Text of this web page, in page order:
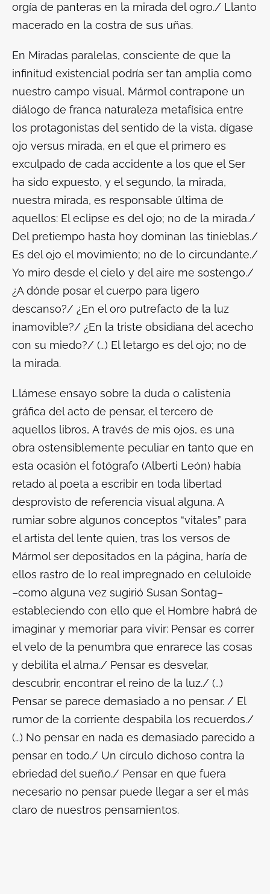
orgía de panteras en la mirada del ogro./ Llanto
macerado en la costra de sus uñas.
En Miradas paralelas, consciente de que la
infinitud existencial podría ser tan amplia como
nuestro campo visual, Mármol contrapone un
diálogo de franca naturaleza metafísica entre
los protagonistas del sentido de la vista, dígase
ojo versus mirada, en el que el primero es
exculpado de cada accidente a los que el Ser
ha sido expuesto, y el segundo, la mirada,
nuestra mirada, es responsable última de
aquellos: El eclipse es del ojo; no de la mirada./
Del pretiempo hasta hoy dominan las tinieblas./
Es del ojo el movimiento; no de lo circundante./
Yo miro desde el cielo y del aire me sostengo./
¿A dónde posar el cuerpo para ligero
descanso?/ ¿En el oro putrefacto de la luz
inamovible?/ ¿En la triste obsidiana del acecho
con su miedo?/ (…) El letargo es del ojo; no de
la mirada.
Llámese ensayo sobre la duda o calistenia
gráfica del acto de pensar, el tercero de
aquellos libros, A través de mis ojos, es una
obra ostensiblemente peculiar en tanto que en
esta ocasión el fotógrafo (Alberti León) había
retado al poeta a escribir en toda libertad
desprovisto de referencia visual alguna. A
rumiar sobre algunos conceptos “vitales” para
el artista del lente quien, tras los versos de
Mármol ser depositados en la página, haría de
ellos rastro de lo real impregnado en celuloide
–como alguna vez sugirió Susan Sontag–
estableciendo con ello que el Hombre habrá de
imaginar y memoriar para vivir: Pensar es correr
el velo de la penumbra que enrarece las cosas
y debilita el alma./ Pensar es desvelar,
descubrir, encontrar el reino de la luz./ (…)
Pensar se parece demasiado a no pensar. / El
rumor de la corriente despabila los recuerdos./
(…) No pensar en nada es demasiado parecido a
pensar en todo./ Un círculo dichoso contra la
ebriedad del sueño./ Pensar en que fuera
necesario no pensar puede llegar a ser el más
claro de nuestros pensamientos.